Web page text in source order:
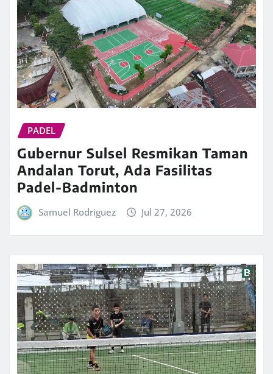
PADEL
Gubernur Sulsel Resmikan Taman
Andalan Torut, Ada Fasilitas
Padel-Badminton
Samuel Rodriguez Jul 27, 2026